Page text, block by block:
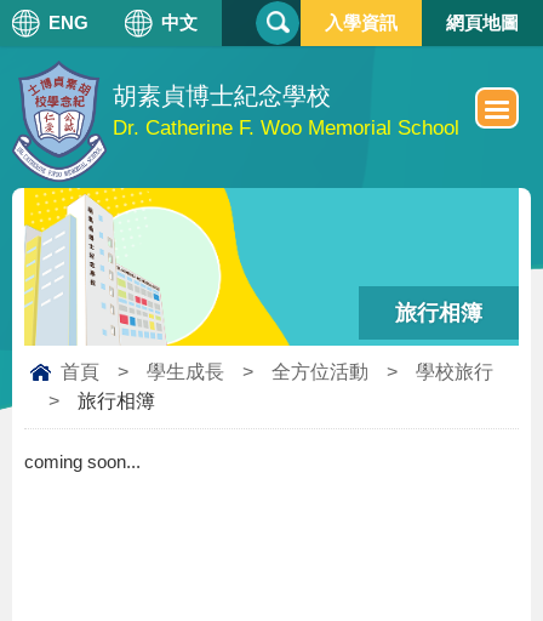
胡素貞博士紀念學校
Dr. Catherine F. Woo Memorial School
ENG 中文 搜
尋
單
入學資訊 網頁地圖
旅行相簿
首頁 > 學生成長 > 全方位活動 >
學校旅行
>
旅行相簿
coming soon...